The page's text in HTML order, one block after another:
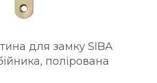
для замку SIBA
полірована